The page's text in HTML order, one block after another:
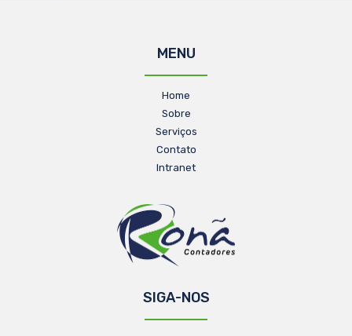
MENU
Home
Sobre
Serviços
Contato
Intranet
SIGA-NOS